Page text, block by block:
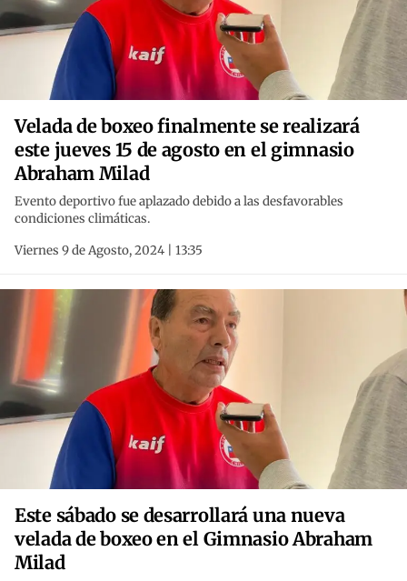
Velada de boxeo finalmente se realizará
este jueves 15 de agosto en el gimnasio
Abraham Milad
Evento deportivo fue aplazado debido a las desfavorables
condiciones climáticas.
Viernes 9 de Agosto, 2024 | 13:35
Este sábado se desarrollará una nueva
velada de boxeo en el Gimnasio Abraham
Milad